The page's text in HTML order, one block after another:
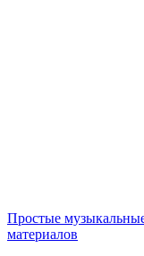
Простые
материалов